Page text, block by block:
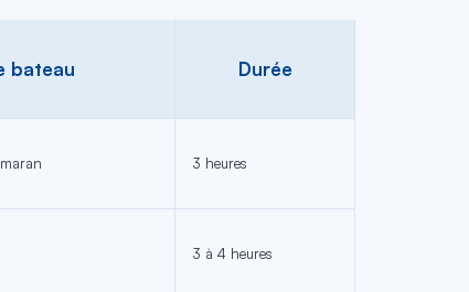
bateau Durée
3 heures
3 à 4 heures